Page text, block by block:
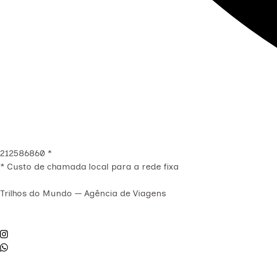
212586860 *
* Custo de chamada local para a rede fixa
Trilhos do Mundo — Agência de Viagens